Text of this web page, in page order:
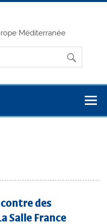
Méditerranée
des
Salle France